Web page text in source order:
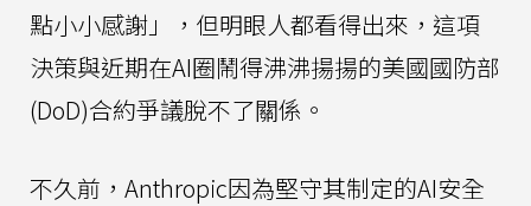
點小小感謝」，但明眼人都看得出來，這項
決策與近期在AI圈鬧得沸沸揚揚的美國國防部
(DoD)合約爭議脫不了關係。
不久前，Anthropic因為堅守其制定的AI安全